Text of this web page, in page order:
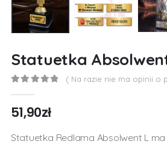
Statuetka
( Na razie nie ma opinii o
51,90zł
Statuetka Redlama Absolwent L ma